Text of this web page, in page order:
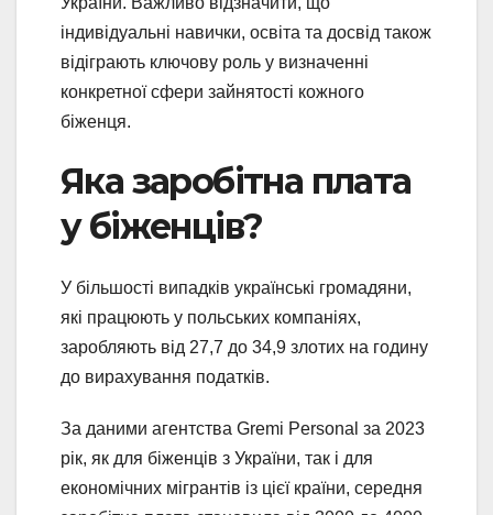
індивідуальні навички, освіта та досвід також
відіграють ключову роль у визначенні
конкретної сфери зайнятості кожного
біженця.
Яка заробітна плата
у біженців?
У більшості випадків українські громадяни,
які працюють у польських компаніях,
заробляють від 27,7 до 34,9 злотих на годину
до вирахування податків.
За даними агентства Gremi Personal за 2023
рік, як для біженців з України, так і для
економічних мігрантів із цієї країни, середня